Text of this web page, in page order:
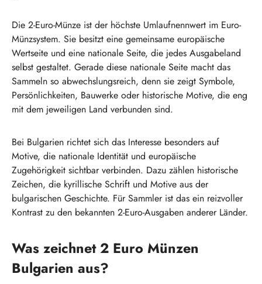
Die 2-Euro-Münze ist der höchste Umlaufnennwert im Euro-
Münzsystem. Sie besitzt eine gemeinsame europäische
Wertseite und eine nationale Seite, die jedes Ausgabeland
selbst gestaltet. Gerade diese nationale Seite macht das
Sammeln so abwechslungsreich, denn sie zeigt Symbole,
Persönlichkeiten, Bauwerke oder historische Motive, die eng
mit dem jeweiligen Land verbunden sind.
Bei Bulgarien richtet sich das Interesse besonders auf
Motive, die nationale Identität und europäische
Zugehörigkeit sichtbar verbinden. Dazu zählen historische
Zeichen, die kyrillische Schrift und Motive aus der
bulgarischen Geschichte. Für Sammler ist das ein reizvoller
Kontrast zu den bekannten 2-Euro-Ausgaben anderer Länder.
Was zeichnet 2 Euro Münzen
Bulgarien aus?